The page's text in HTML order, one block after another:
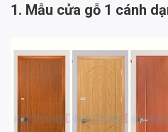
1. Mẫu cửa gỗ 1 cánh